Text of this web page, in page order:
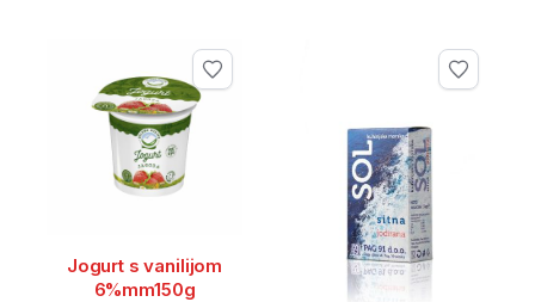
Jogurt s vanilijom
6%mm150g